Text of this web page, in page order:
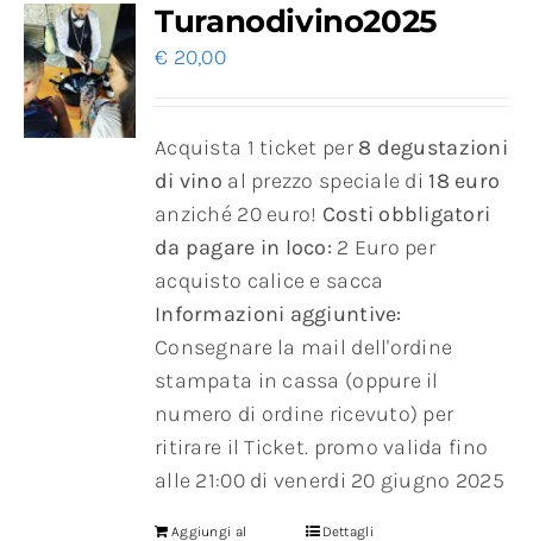
Turanodivino2025
€ 20,00
Acquista 1 ticket per8 degustazioni
di vino al prezzo speciale di18 euro
anziché 20 euro! Costi obbligatori
da pagare in loco: 2 Euro per
acquisto calice e sacca
Informazioni aggiuntive:
Consegnare la mail dell'ordine
stampata in cassa (oppure il
numero di ordine ricevuto) per
ritirare il Ticket. promo valida fino
alle 21:00 di venerdi 20 giugno 2025
Aggiungi al Dettagli